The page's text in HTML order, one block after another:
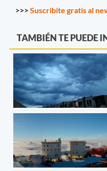
>>>Suscribite gratis al
TAMBIÉN TE PUEDE